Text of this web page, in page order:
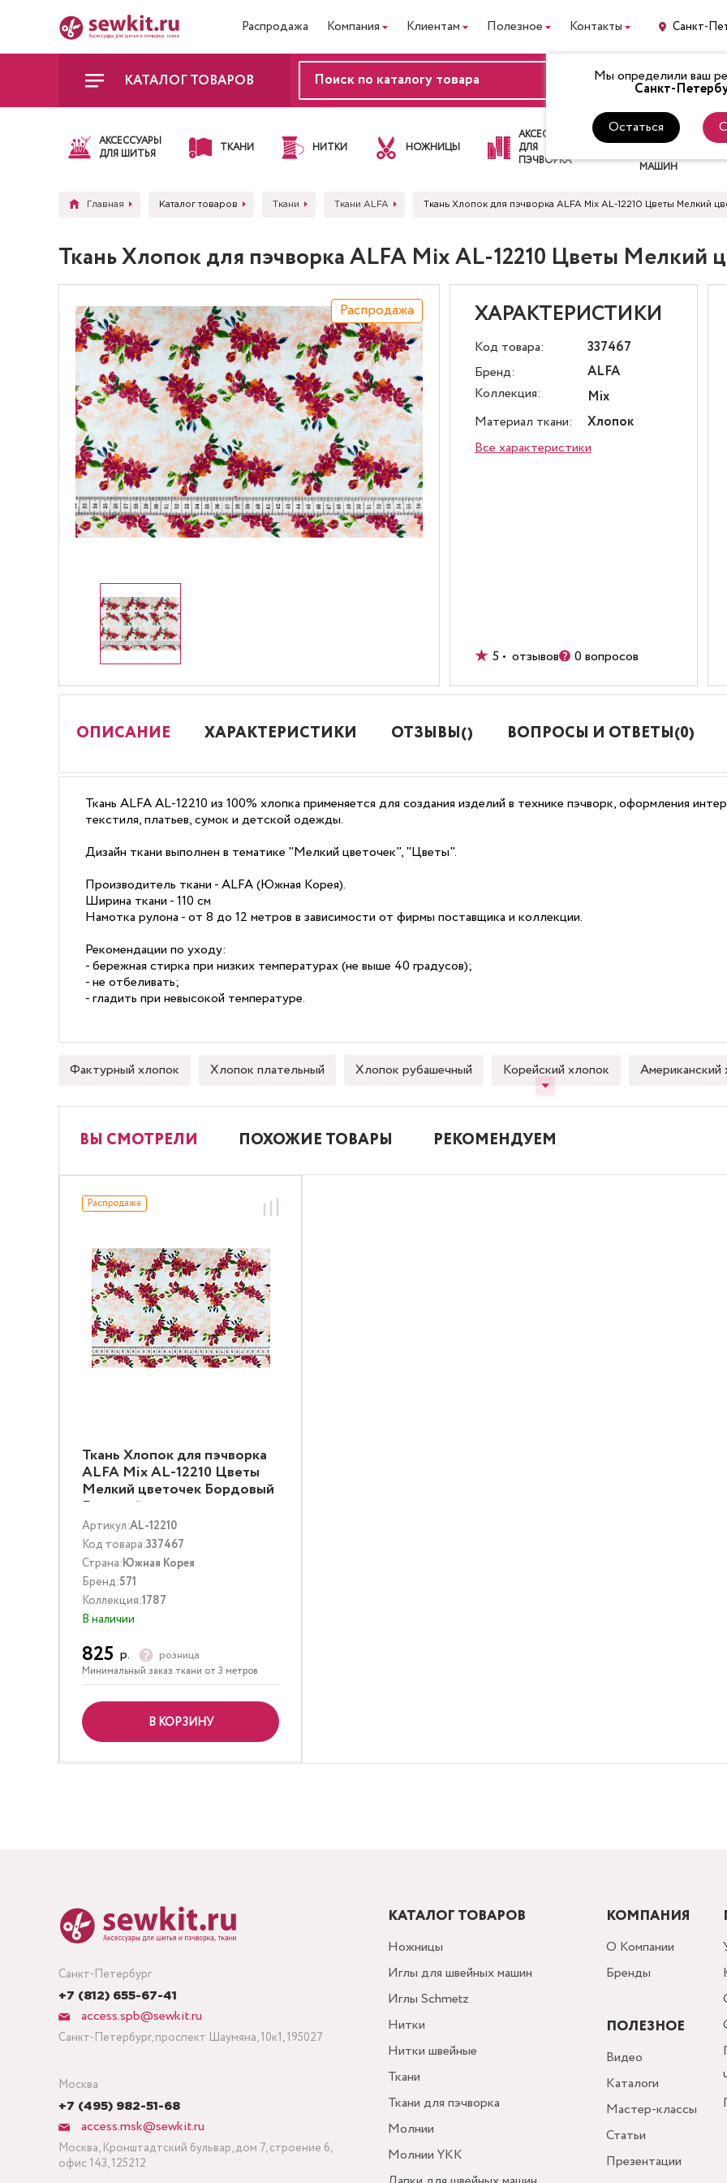
Распродажа Компания Клиентам Полезное Контакты Санкт-
Мы определили ваш
Санкт-
Остаться
КАТАЛОГ ТОВАРОВ ВХОД
АКСЕССУАРЫ
ДЛЯ ШИТЬЯ
ТКАНИ НИТКИ НОЖНИЦЫ
АКСЕССУАРЫ
ДЛЯ
ПЭЧВОРКА
ЛАПКИ
ДЛЯ
МАШИН
Главная Каталог товаров Ткани Ткани ALFA Ткань Хлопок для пэчворка ALFA Mix AL-12210 Цветы Мелкий
Ткань Хлопок для пэчворка ALFA Mix AL-12210 Цветы Мелкий
Распродажа ХАРАКТЕРИСТИКИ
Код товара:
337467
Бренд:
ALFA
Коллекция:
Mix
Материал ткани:
Хлопок
Все характеристики
5 • отзывов 0 вопросов
ОПИСАНИЕ ХАРАКТЕРИСТИКИ ОТЗЫВЫ() ВОПРОСЫ И ОТВЕТЫ(0)
Ткань ALFA AL-12210 из 100% хлопка применяется для создания изделий в технике пэчворк, оформления
текстиля, платьев, сумок и детской одежды.
Дизайн ткани выполнен в тематике "Мелкий цветочек", "Цветы".
Производитель ткани - ALFA (Южная Корея).
Ширина ткани - 110 см
Намотка рулона - от 8 до 12 метров в зависимости от фирмы поставщика и коллекции.
Рекомендации по уходу:
- бережная стирка при низких температурах (не выше 40 градусов);
- не отбеливать;
- гладить при невысокой температуре.
Фактурный хлопок Хлопок плательный Хлопок рубашечный Корейский хлопок Американский
ВЫ СМОТРЕЛИ ПОХОЖИЕ ТОВАРЫ РЕКОМЕНДУЕМ
Распродажа
Ткань Хлопок для пэчворка
ALFA Mix AL-12210 Цветы
Мелкий цветочек Бордовый
Бежевый
Артикул:AL-12210
Код товара:337467
Страна:Южная Корея
Бренд:571
Коллекция:1787
В наличии
825 р. розница
Минимальный заказ ткани от 3 метров
В КОРЗИНУ
Санкт-Петербург
+7 (812) 655-67-41
access.spb@sewkit.ru
Санкт-Петербург, проспект Шаумяна, 10к1, 195027
Москва
+7 (495) 982-51-68
access.msk@sewkit.ru
Москва, Кронштадтский бульвар, дом 7, строение 6,
офис 143, 125212
КАТАЛОГ ТОВАРОВ
Ножницы
Иглы для швейных машин
Иглы Schmetz
Нитки
Нитки швейные
Ткани
Ткани для пэчворка
Молнии
Молнии YKK
КОМПАНИЯ
О Компании
Бренды
ПОЛЕЗНОЕ
Видео
Каталоги
Мастер-классы
Статьи
Презентации